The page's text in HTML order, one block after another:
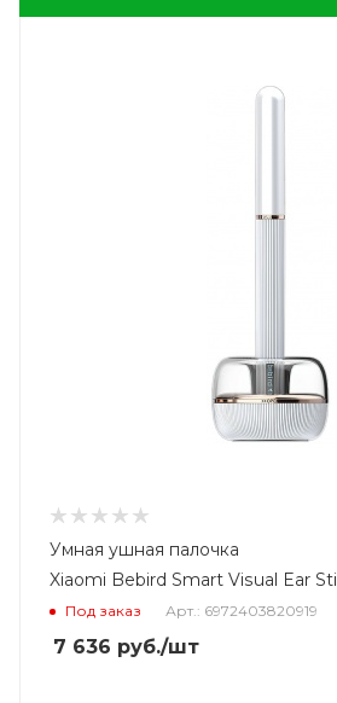
Умная ушная палочка
Xiaomi Bebird Smart Visual Ear
Под заказ Арт.: 6972403820919
7 636 руб./шт